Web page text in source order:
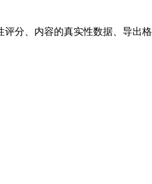
分、内容的真实性数据、导出